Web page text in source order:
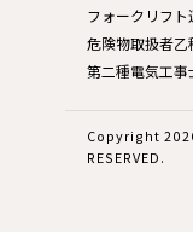
フォークリフ
危険物取扱者乙
第二種電気工事
Copyright
RESERVED.